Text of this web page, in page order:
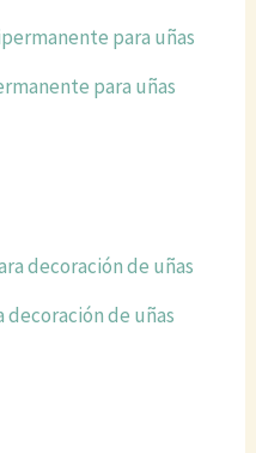
para uñas
decoración de uñas